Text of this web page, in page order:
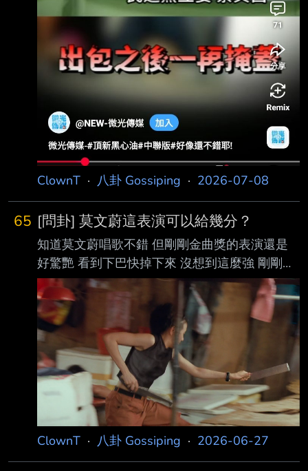
ClownT · 八卦 Gossiping · 2026-07-08
65 [問卦] 莫文蔚這表演可以給幾分？
知道莫文蔚唱歌不錯 但剛剛金曲獎的表演還是
好驚艷 看到下巴快掉下來 沒想到這麼強 剛剛莫
文蔚的表演可以打幾分？ ----- Sent from JPTT
on my iPhone --
ClownT · 八卦 Gossiping · 2026-06-27